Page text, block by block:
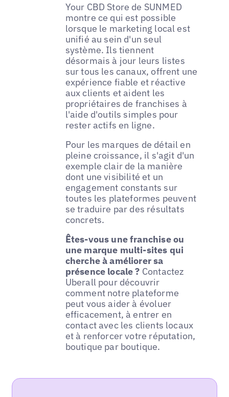
Your CBD Store de SUNMED
montre ce qui est possible
lorsque le marketing local est
unifié au sein d'un seul
système. Ils tiennent
désormais à jour leurs listes
sur tous les canaux, offrent une
expérience fiable et réactive
aux clients et aident les
propriétaires de franchises à
l'aide d'outils simples pour
rester actifs en ligne.
Pour les marques de détail en
pleine croissance, il s'agit d'un
exemple clair de la manière
dont une visibilité et un
engagement constants sur
toutes les plateformes peuvent
se traduire par des résultats
concrets.
Êtes-vous une franchise ou
une marque multi-sites qui
cherche à améliorer sa
présence locale ? Contactez
Uberall pour découvrir
comment notre plateforme
peut vous aider à évoluer
efficacement, à entrer en
contact avec les clients locaux
et à renforcer votre réputation,
boutique par boutique.